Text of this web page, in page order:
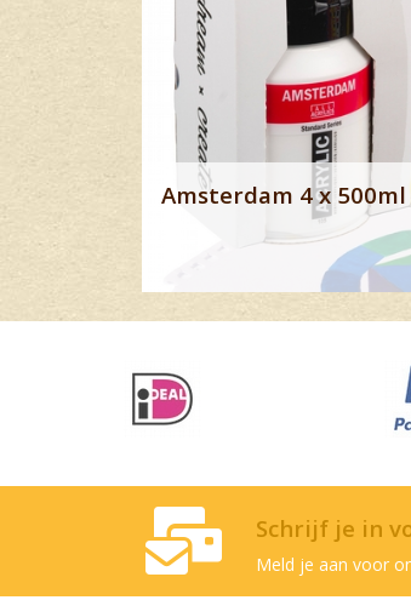
Amsterdam 4 x
Schrijf je in
Meld je aan voor